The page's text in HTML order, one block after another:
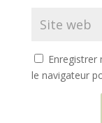
le navigateur